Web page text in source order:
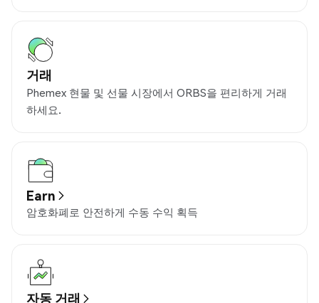
거래
Phemex 현물 및 선물 시장에서 ORBS을 편리하게 거래
하세요.
Earn
암호화폐로 안전하게 수동 수익 획득
자동 거래